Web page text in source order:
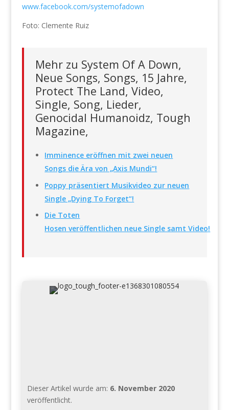
www.facebook.com/systemofadown
Foto: Clemente Ruiz
Mehr zu System Of A Down,
Neue Songs, Songs, 15 Jahre,
Protect The Land, Video,
Single, Song, Lieder,
Genocidal Humanoidz, Tough
Magazine,
Imminence eröffnen mit zwei neuen
Songs die Ära von „Axis Mundi“!
Poppy präsentiert Musikvideo zur neuen
Single „Dying To Forget“!
Die Toten
Hosen veröffentlichen neue Single samt Video!
Dieser Artikel wurde am: 6. November 2020
veröffentlicht.